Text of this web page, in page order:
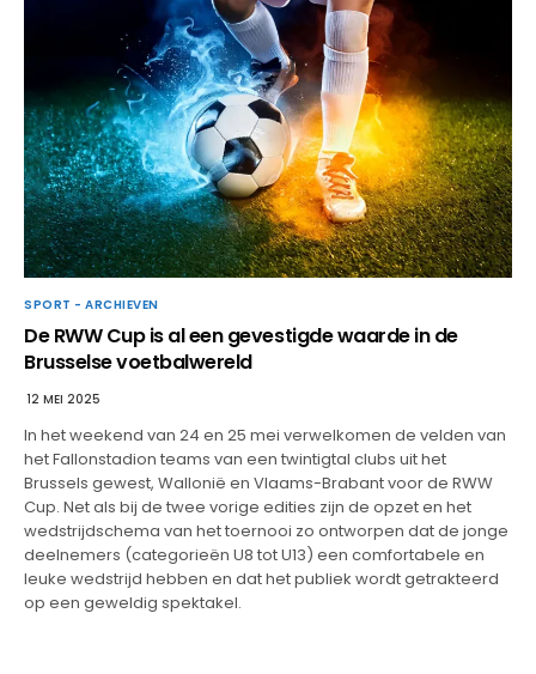
SPORT - ARCHIEVEN
De RWW Cup is al een gevestigde waarde in de
Brusselse voetbalwereld
12 MEI 2025
In het weekend van 24 en 25 mei verwelkomen de velden van
het Fallonstadion teams van een twintigtal clubs uit het
Brussels gewest, Wallonië en Vlaams-Brabant voor de RWW
Cup. Net als bij de twee vorige edities zijn de opzet en het
wedstrijdschema van het toernooi zo ontworpen dat de jonge
deelnemers (categorieën U8 tot U13) een comfortabele en
leuke wedstrijd hebben en dat het publiek wordt getrakteerd
op een geweldig spektakel.